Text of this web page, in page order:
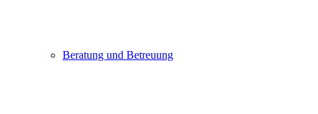
Beratung und Betreuung